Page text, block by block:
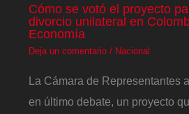
Cómo se votó el proyecto
divorcio unilateral en
Economía
Deja un comentario / Nacional
La Cámara de Representantes
en último debate, un proyecto